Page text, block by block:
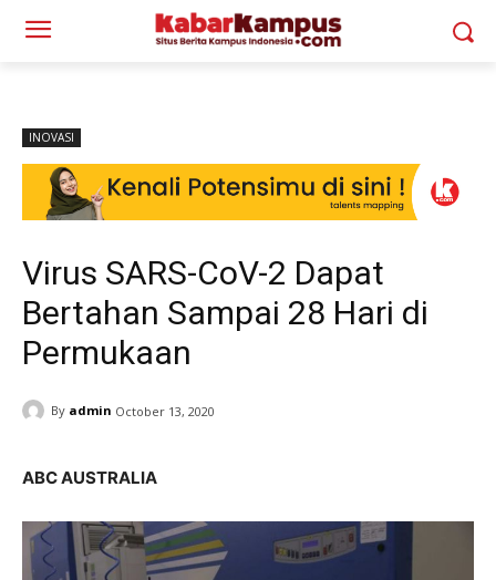
INOVASI
Virus SARS-CoV-2 Dapat
Bertahan Sampai 28 Hari di
Permukaan
By admin October 13, 2020
ABC AUSTRALIA